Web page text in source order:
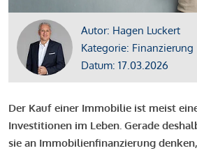
Autor: Hagen Luckert
Kategorie: Finanzierung
Datum: 17.03.2026
Der Kauf einer Immobilie ist meist
Investitionen im Leben. Gerade
sie an Immobilienfinanzierung